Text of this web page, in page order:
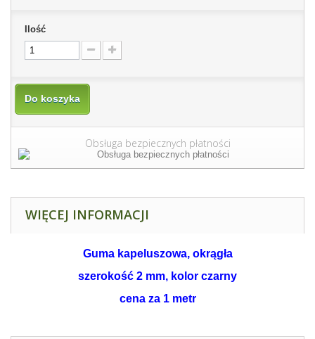
Ilość
Do koszyka
Obsługa bezpiecznych płatności
WIĘCEJ INFORMACJI
Guma kapeluszowa, okrągła
szerokość 2 mm, kolor czarny
cena za 1 metr